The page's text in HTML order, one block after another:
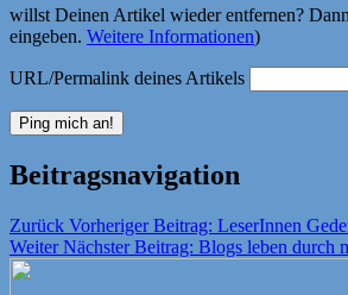
willst Deinen Artikel wieder entfernen?
eingeben. Weitere Informationen)
URL/Permalink deines Artikels
Beitragsnavigation
Zurück Vorheriger Beitrag: LeserInnen
Weiter Nächster Beitrag: Blogs leben durch